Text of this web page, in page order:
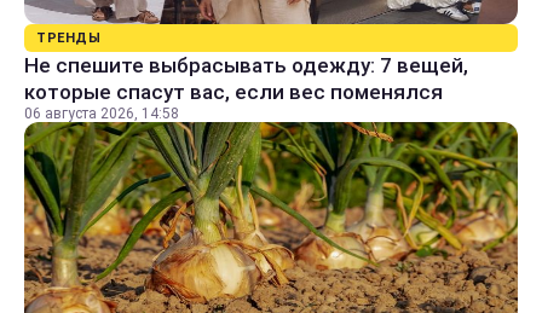
ТРЕНДЫ
Не спешите выбрасывать одежду: 7 вещей,
которые спасут вас, если вес поменялся
06 августа 2026, 14:58